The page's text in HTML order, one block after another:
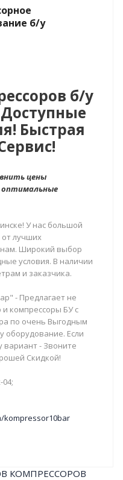
б/у
б/у
Быстрая
цены
оптимальные
У нас большой
лучших
Широкий выбор
условия. В наличии
и заказчика.
- Предлагает не
компрессоры БУ с
по очень Выгодным
оборудование. Если
вариант - Звоните
Скидкой!
04;
kompressor10bar